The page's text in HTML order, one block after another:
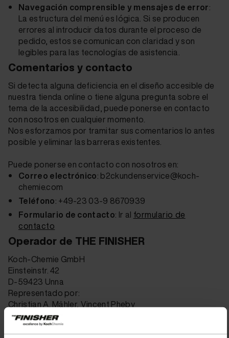
Navegación comprensible y mensajes de error:
La estructura del menú es lógica. Si se producen
errores al introducir datos durante el proceso de
pedido, estos se comunican con claridad y son
legibles para las tecnologías de asistencia.
Comentarios y contacto
Si detecta alguna deficiencia en el diseño accesible de
nuestra tienda online o tiene alguna pregunta sobre el
tema de la accesibilidad, puede ponerse en contacto
con nosotros en cualquier momento.
Nos esforzamos por tramitar sus comentarios lo antes
posible y eliminar las barreras existentes.
Puede ponerse en contacto con nosotros en:
Correo electrónico: b2ckundenservice@koch-
chemie.com
Teléfono: +49-23 03-9 8670939
Formulario de contacto: Ir al formulario de
contacto
Operador de THE FINISHER
Koch‑Chemie GmbH
Einsteinstr. 42
D-59423 Unna
Representado por:
Christian A. Mähler, Vincent Pheby
Autoridad de vigilancia del mercado